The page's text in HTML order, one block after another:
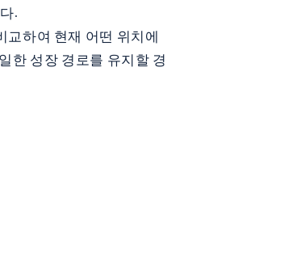
.
교하여 현재 어떤 위치에
한 성장 경로를 유지할 경